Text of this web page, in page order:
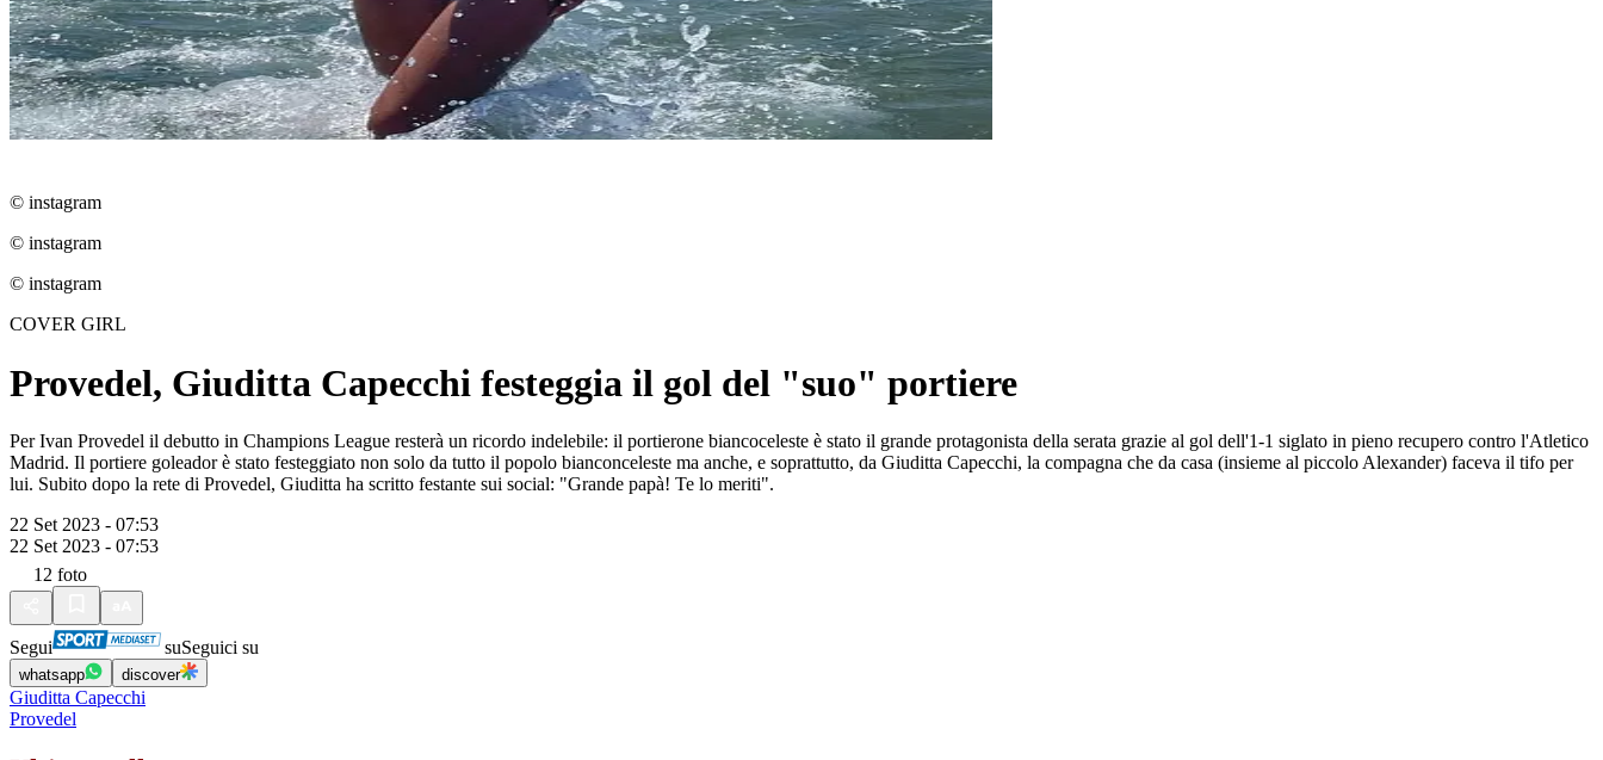
© instagram
© instagram
© instagram
COVER GIRL
Provedel, Giuditta Capecchi festeggia il gol del "suo" portiere
Per Ivan Provedel il debutto in Champions League resterà un ricordo indelebile: il portierone biancoceleste è stato il grande protagonista della serata grazie al gol dell'1-1 siglato in pieno recupero contro l'Atletico
Madrid. Il portiere goleador è stato festeggiato non solo da tutto il popolo bianconceleste ma anche, e soprattutto, da Giuditta Capecchi, la compagna che da casa (insieme al piccolo Alexander) faceva il tifo per
lui. Subito dopo la rete di Provedel, Giuditta ha scritto festante sui social: "Grande papà! Te lo meriti".
22 Set 2023 - 07:53
22 Set 2023 - 07:53
12 foto
Segui suSeguici su
whatsapp discover
Giuditta Capecchi
Provedel